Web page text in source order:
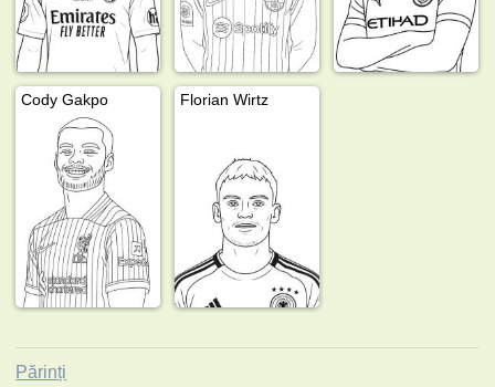
Cody Gakpo Florian Wirtz
Părinți